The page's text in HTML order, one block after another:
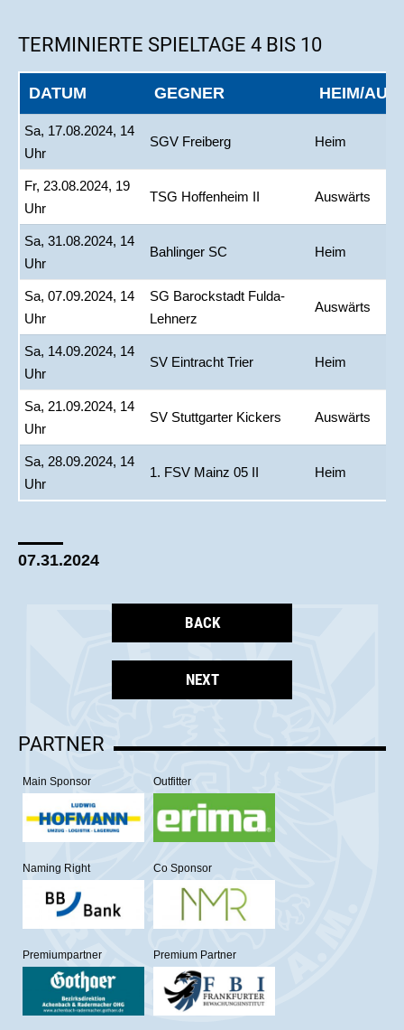
TERMINIERTE SPIELTAGE 4 BIS 10
DATUM GEGNER HEIM/
Sa, 17.08.2024, 14
Uhr
SGV Freiberg Heim
Fr, 23.08.2024, 19
Uhr
TSG Hoffenheim II Auswärts
Sa, 31.08.2024, 14
Uhr
Bahlinger SC Heim
Sa, 07.09.2024, 14
Uhr
SG Barockstadt Fulda-
Lehnerz
Auswärts
Sa, 14.09.2024, 14
Uhr
SV Eintracht Trier Heim
Sa, 21.09.2024, 14
Uhr
SV Stuttgarter Kickers Auswärts
Sa, 28.09.2024, 14
Uhr
1. FSV Mainz 05 II Heim
07.31.2024
BACK
NEXT
PARTNER
Main Sponsor Outfitter
Naming Right Co Sponsor
Premiumpartner Premium Partner